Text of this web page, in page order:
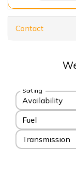
Contact
Sorting
Availability
Fuel
Transmission